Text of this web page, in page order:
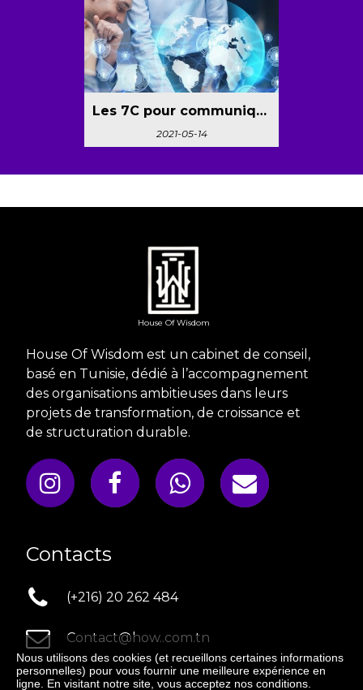
Les 7C pour communiquer correctement
2021-05-14
House Of Wisdom
House Of Wisdom est un cabinet de conseil,
basé en Tunisie, dédié à l’accompagnement
des organisations ambitieuses dans leurs
projets de transformation, de croissance et
de structuration durable.
   
Contacts
 (+216) 20 262 484
 Contact@how..com.tn
Nous utilisons des cookies (et recueillons certaines informations
personnelles) pour vous fournir une meilleure expérience en
ligne. En visitant notre site, vous acceptez nos conditions.